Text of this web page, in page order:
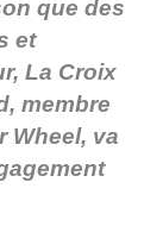
que des
et
La Croix
membre
Wheel, va